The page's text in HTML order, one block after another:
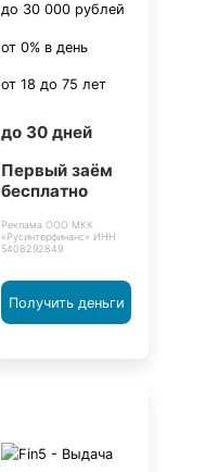
до 30 000 рублей
от 0% в день
от 18 до 75 лет
до 30 дней
Первый заём
бесплатно
Реклама ООО МКК
«Русинтерфинанс» ИНН
5408292849
Получить деньги